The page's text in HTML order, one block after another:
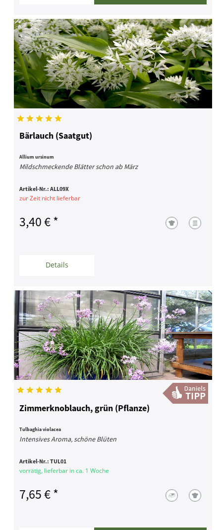
Bärlauch (Saatgut)
Allium ursinum
Mildschmeckende Blätter schon ab März
Artikel-Nr.:ALL09X
zur Zeit nicht lieferbar
3,40 € *
Details
Zimmerknoblauch, grün (Pflanze)
Tulbaghia violacea
Intensives Aroma, schöne Blüten
Artikel-Nr.:TUL01
vorrätig, lieferbar in ca. 1 Woche
7,65 € *